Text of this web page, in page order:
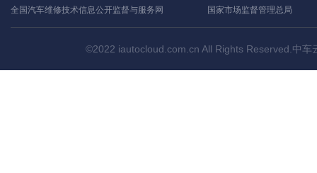
全国汽车维修技术信息公开监督与服务网 国家市场监督管理总局
©2022 iautocloud.com.cn All Rights Reserved.中